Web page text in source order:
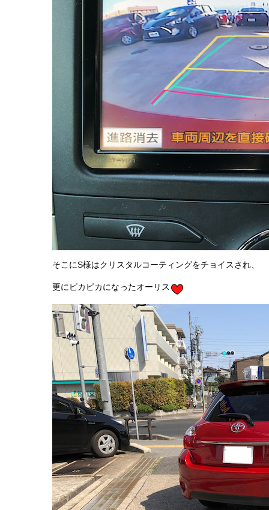
そこにS様はクリスタルコーティングをチョイスされ、
更にピカピカになったオーリス